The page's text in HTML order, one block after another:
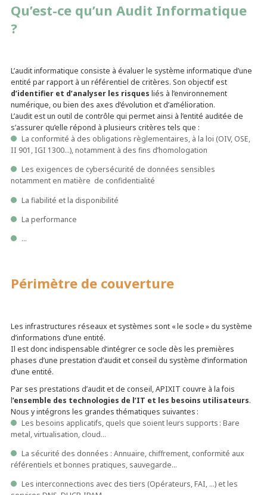
Qu’est-ce qu’un Audit Informatique
?
L’audit informatique consiste à évaluer le système informatique d’une
entité par rapport à un référentiel de critères. Son objectif est
d’identifier et d’analyser les risques liés à l’environnement
numérique, ou bien des axes d’évolution et d’amélioration.
L’audit est un outil de contrôle qui permet ainsi à l’entité auditée de
s’assurer qu’elle répond à plusieurs critères tels que :
La conformité à des obligations règlementaires, à la loi (OIV, OSE,
II 901, IGI 1300…), notamment à des fins d’homologation
Les exigences de cybersécurité de données sensibles
notamment en matière de confidentialité
La fiabilité et la disponibilité
La performance
…
Périmètre de couverture
Les infrastructures réseaux et systèmes sont « le socle » du système
d’informations d’une entité.
Il est donc indispensable d’intégrer ce socle dès les premières
phases d’une prestation d’audit et conseil du système d’information
d’une entité.
Par ses prestations d’audit et de conseil, APIXIT couvre à la fois
l’ensemble des technologies de l’IT et les besoins utilisateurs.
Nous y intégrons les grandes thématiques suivantes :
Les besoins applicatifs, quels que soient leurs supports : Bare
metal, virtualisation, cloud…
La sécurité des données : Annuaire, chiffrement, conformité aux
référentiels et bonnes pratiques, sauvegarde…
Les interconnections avec des tiers (Opérateurs, FAI, …) et les